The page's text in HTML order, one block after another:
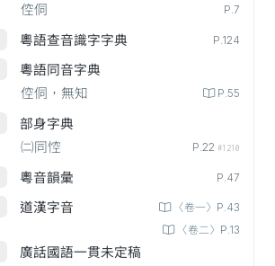
倥侗
P.7
粵語查音識字字典 P.124
粵語同音字典
倥侗，無知
P.55
部身字典
㈡同悾
P.22 #1210
粵音韻彙 P.47
道漢字音
〈卷一〉P.43
〈卷二〉P.13
廣話國語一貫未定稿